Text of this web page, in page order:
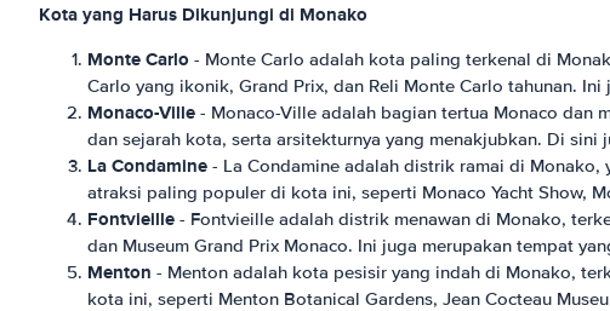
Kota yang Harus Dikunjungi di Monako
Monte Carlo - Monte Carlo adalah kota paling terkenal di
Carlo yang ikonik, Grand Prix, dan Reli Monte Carlo tahunan.
Monaco-Ville - Monaco-Ville adalah bagian tertua Monaco dan
dan sejarah kota, serta arsitekturnya yang menakjubkan. Di
La Condamine - La Condamine adalah distrik ramai di
atraksi paling populer di kota ini, seperti Monaco Yacht Show,
Fontvieille - Fontvieille adalah distrik menawan di Monako,
dan Museum Grand Prix Monaco. Ini juga merupakan tempat
Menton - Menton adalah kota pesisir yang indah di Monako,
kota ini, seperti Menton Botanical Gardens, Jean Cocteau